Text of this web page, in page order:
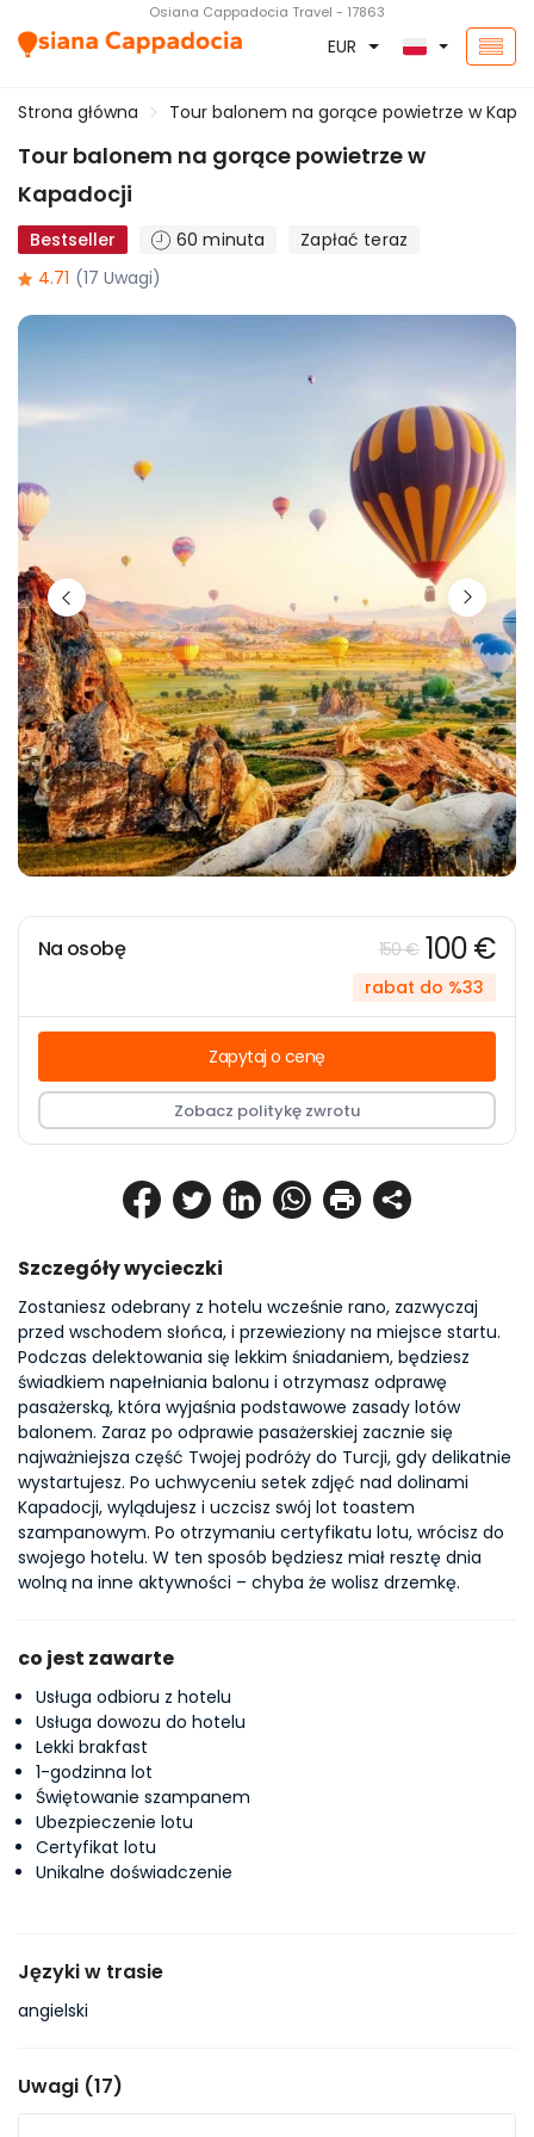
Osiana Cappadocia Travel - 17863
EUR
Strona główna Tour balonem na gorące powietrze w
Tour balonem na gorące powietrze w
Kapadocji
Bestseller 60 minuta
Zapłać teraz
4.71 (17 Uwagi)
Szczegóły wycieczki
Zostaniesz odebrany z hotelu wcześnie rano, zazwyczaj
przed wschodem słońca, i przewieziony na miejsce startu.
Podczas delektowania się lekkim śniadaniem, będziesz
świadkiem napełniania balonu i otrzymasz odprawę
pasażerską, która wyjaśnia podstawowe zasady lotów
balonem. Zaraz po odprawie pasażerskiej zacznie się
najważniejsza część Twojej podróży do Turcji, gdy delikatnie
wystartujesz. Po uchwyceniu setek zdjęć nad dolinami
Kapadocji, wylądujesz i uczcisz swój lot toastem
szampanowym. Po otrzymaniu certyfikatu lotu, wrócisz do
swojego hotelu. W ten sposób będziesz miał resztę dnia
wolną na inne aktywności – chyba że wolisz drzemkę.
co jest zawarte
Usługa odbioru z hotelu
Usługa dowozu do hotelu
Lekki brakfast
1-godzinna lot
Świętowanie szampanem
Ubezpieczenie lotu
Certyfikat lotu
Unikalne doświadczenie
Języki w trasie
angielski
Uwagi (17)
Na osobę 150 € 100 €
rabat do %33
Zapytaj o cenę
Zobacz politykę zwrotu